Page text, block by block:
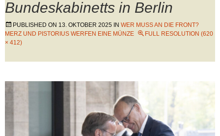
Bundeskabinetts in Berlin
PUBLISHED ON 13. OKTOBER 2025 IN WER MUSS AN DIE FRONT?
MERZ UND PISTORIUS WERFEN EINE MÜNZE
FULL RESOLUTION (620
× 412)